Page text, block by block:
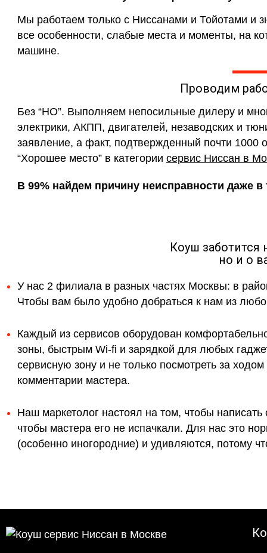
Мы работаем только с Ниссанами и Тойотами и
все особенности, слабые места и моменты, на
машине.
Проводим
Без “НО”. Выполняем непосильные дилеру и
электрики, АКПП, двигателей, незаводских и
заявление, а факт, подтвержденный почти 1000
“Хорошее место” в категории сервис Ниссан в
В 99% найдем причину неисправности даже в
Коуш заботится
но и о
У нас 2 филиала в разных частях Москвы: в
Чтобы вам было удобно добраться к нам из
Каждый из сервисов оборудован
зоны, быстрым Wi-fi и зарядкой для любых
сервисную зону и не только посмотреть за
комментарии мастера.
Наш маркетолог настоял на том, чтобы
чтобы мастера его не испачкали. Для нас это
(особенно иногородние) и удивляются, потому